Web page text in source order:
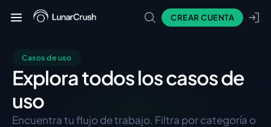
CREAR CUENTA
Casos de uso
Explora todos los casos de
uso
Encuentra tu flujo de trabajo. Filtra por categoría o